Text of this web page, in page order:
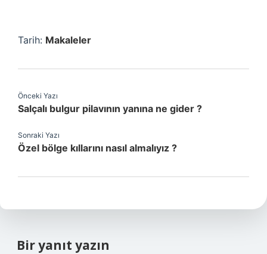
Tarih: Makaleler
Önceki Yazı
Salçalı bulgur pilavının yanına ne gider ?
Sonraki Yazı
Özel bölge kıllarını nasıl almalıyız ?
Bir yanıt yazın